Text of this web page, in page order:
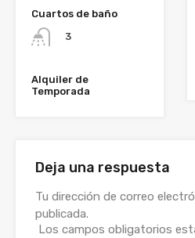
Cuartos de baño
3
Alquiler de
Temporada
Deja una respuesta
Tu dirección de correo
publicada.
Los campos obligatorios